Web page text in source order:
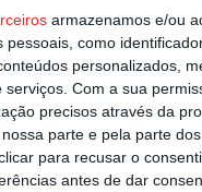
armazenamos e/ou
pessoais, como
personalizados,
Com a sua
precisos através da
parte e pela parte
para recusar o
antes de dar